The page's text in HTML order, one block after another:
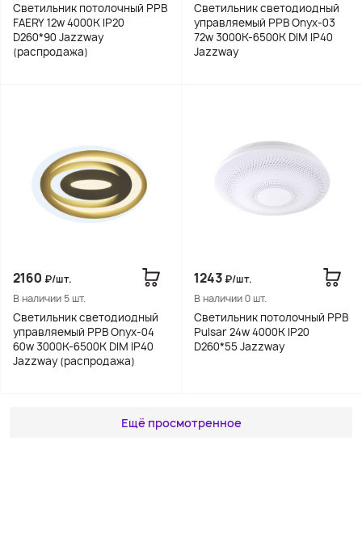
Светильник потолочный PPB
FAERY 12w 4000K IP20
D260*90 Jazzway
(распродажа)
Светильник светодиодный
управляемый PPB Onyx-03
72w 3000K-6500K DIM IP40
Jazzway
2160 ₽/шт.
В наличии 5 шт.
Светильник светодиодный
управляемый PPB Onyx-04
60w 3000K-6500K DIM IP40
Jazzway (распродажа)
1243 ₽/шт.
В наличии 0 шт.
Светильник потолочный PPB
Pulsar 24w 4000K IP20
D260*55 Jazzway
Ещё просмотренное